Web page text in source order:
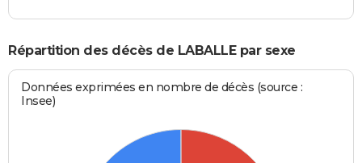
Répartition des décès de LABALLE par sexe
Données exprimées en nombre de décès (source :
Insee)